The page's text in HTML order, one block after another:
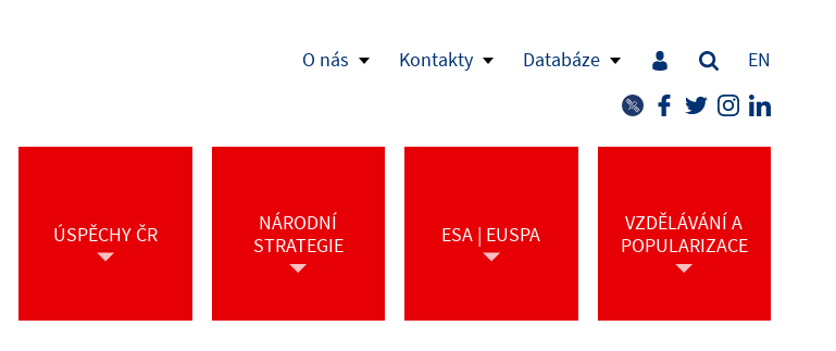
O nás Kontakty Databáze EN
ÚSPĚCHY ČR
NÁRODNÍ
STRATEGIE
ESA | EUSPA
VZDĚLÁVÁNÍ A
POPULARIZACE